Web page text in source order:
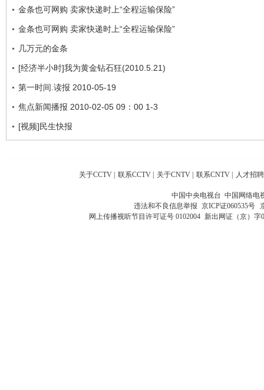
金条也可网购 卖家快递时上“全程运输保险”
金条也可网购 卖家快递时上“全程运输保险”
几万元的金条
[经济半小时]我为黄金钻石狂(2010.5.21)
第一时间.读报 2010-05-19
焦点新闻播报 2010-02-05 09：00 1-3
[视频]民生快报
关于CCTV | 联系CCTV | 关于CNTV | 联系CNTV | 人才招聘
中国中央电视台 中国网络电
违法和不良信息举报 京ICP证060535号
网上传播视听节目许可证号 0102004 新出网证（京）